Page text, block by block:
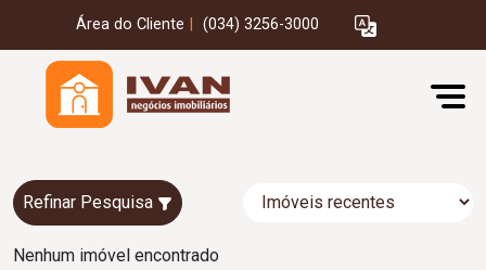
Área do Cliente (034) 3256-3000
Refinar Pesquisa
Nenhum imóvel encontrado